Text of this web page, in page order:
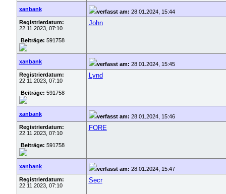
xanbank verfasst am: 28.01.2024, 15:44
Registrierdatum:
22.11.2023, 07:10
Beiträge: 591758
John
xanbank verfasst am: 28.01.2024, 15:45
Registrierdatum:
22.11.2023, 07:10
Beiträge: 591758
Lynd
xanbank verfasst am: 28.01.2024, 15:46
Registrierdatum:
22.11.2023, 07:10
Beiträge: 591758
FORE
xanbank verfasst am: 28.01.2024, 15:47
Registrierdatum:
22.11.2023, 07:10
Secr